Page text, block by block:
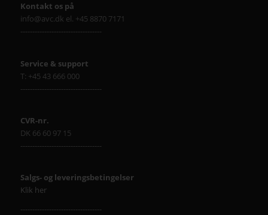
Kontakt os på
info@avc.dk el. +45 8870 7171
----------------------------------
Service & support
T: +45 43 666 000
----------------------------------
CVR-nr.
DK 66 60 97 15
----------------------------------
Salgs- og leveringsbetingelser
Klik her
----------------------------------